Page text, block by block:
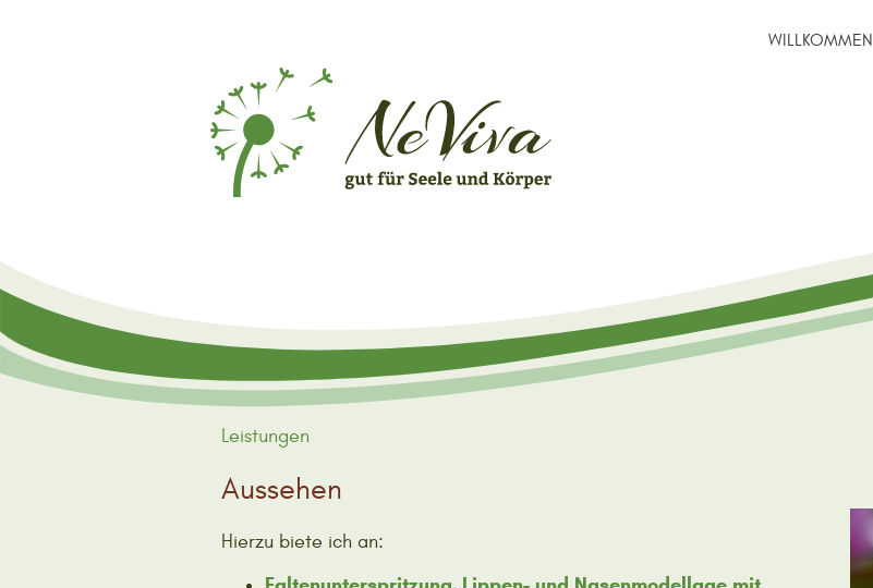
WILLKOMMEN
Leistungen
Aussehen
Hierzu biete ich an: